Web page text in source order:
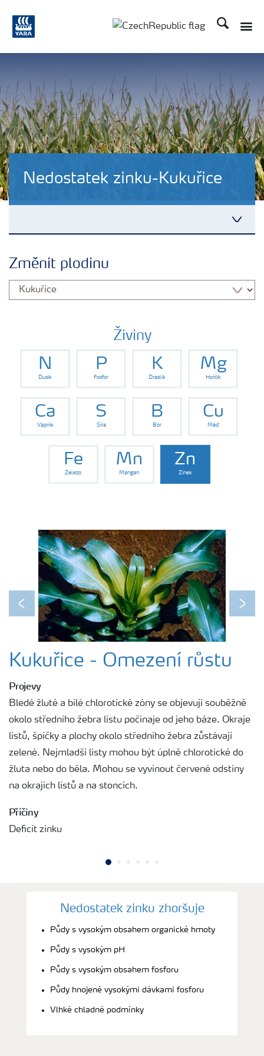
Hledat
Nedostatek zinku-Kukuřice
Hnojiva
Bezpečnost hnojiv
Dokumenty
Změnit plodinu
Živiny
N
Dusík
P
Fosfor
K
Draslík
Mg
Hořčík
Ca
Vápník
S
Síra
B
Bór
Cu
Měď
Fe
Železo
Mn
Mangan
Zn
Zinek
Previous Next
Kukuřice - Omezení růstu
Projevy
Bledé žluté a bílé chlorotické zóny se objevují souběžně
okolo středního žebra listu počínaje od jeho báze. Okraje
listů, špičky a plochy okolo středního žebra zůstávají
zelené. Nejmladší listy mohou být úplně chlorotické do
žluta nebo do běla. Mohou se vyvinout červené odstíny
na okrajích listů a na stoncích.
Příčiny
Deficit zinku
Nedostatek zinku zhoršuje
Půdy s vysokým obsahem organické hmoty
Půdy s vysokým pH
Půdy s vysokým obsahem fosforu
Půdy hnojené vysokými dávkami fosforu
Vlhké chladné podmínky